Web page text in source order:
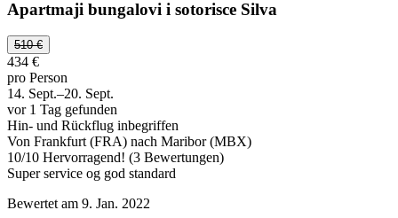
Apartmaji bungalovi i sotorisce Silva
510 €
434 €
pro Person
14. Sept.–20. Sept.
vor 1 Tag gefunden
Hin- und Rückflug inbegriffen
Von Frankfurt (FRA) nach Maribor (MBX)
10/10 Hervorragend! (3 Bewertungen)
Super service og god standard
Bewertet am 9. Jan. 2022